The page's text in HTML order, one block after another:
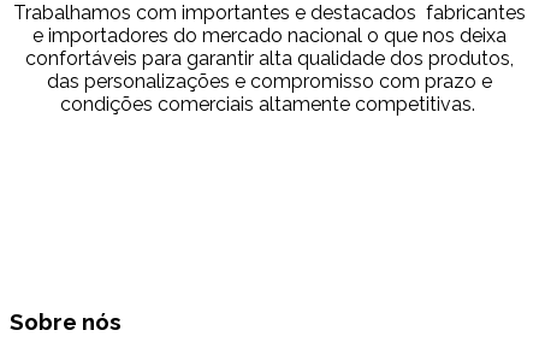
Trabalhamos com importantes e destacados fabricantes
e importadores do mercado nacional o que nos deixa
confortáveis para garantir alta qualidade dos produtos,
das personalizações e compromisso com prazo e
condições comerciais altamente competitivas.
Sobre nós